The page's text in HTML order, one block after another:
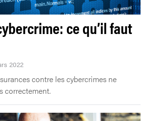
ce qu’il faut
2022
contre les cybercrimes ne
correctement.